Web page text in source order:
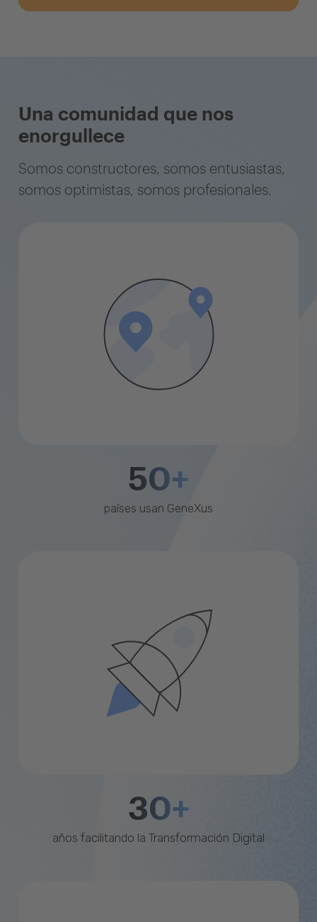
Una comunidad que nos
enorgullece
Somos constructores, somos entusiastas,
somos optimistas, somos profesionales.
50+
países usan GeneXus
30+
años facilitando la Transformación Digital